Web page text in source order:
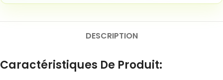
DESCRIPTION
Caractéristiques De Produit: